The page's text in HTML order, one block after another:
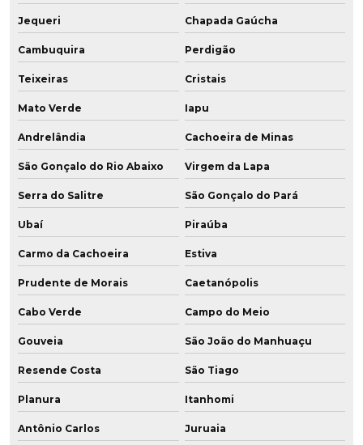
Jequeri Chapada Gaúcha
Cambuquira Perdigão
Teixeiras Cristais
Mato Verde Iapu
Andrelândia Cachoeira de Minas
São Gonçalo do Rio Abaixo Virgem da Lapa
Serra do Salitre São Gonçalo do Pará
Ubaí Piraúba
Carmo da Cachoeira Estiva
Prudente de Morais Caetanópolis
Cabo Verde Campo do Meio
Gouveia São João do Manhuaçu
Resende Costa São Tiago
Planura Itanhomi
Antônio Carlos Juruaia